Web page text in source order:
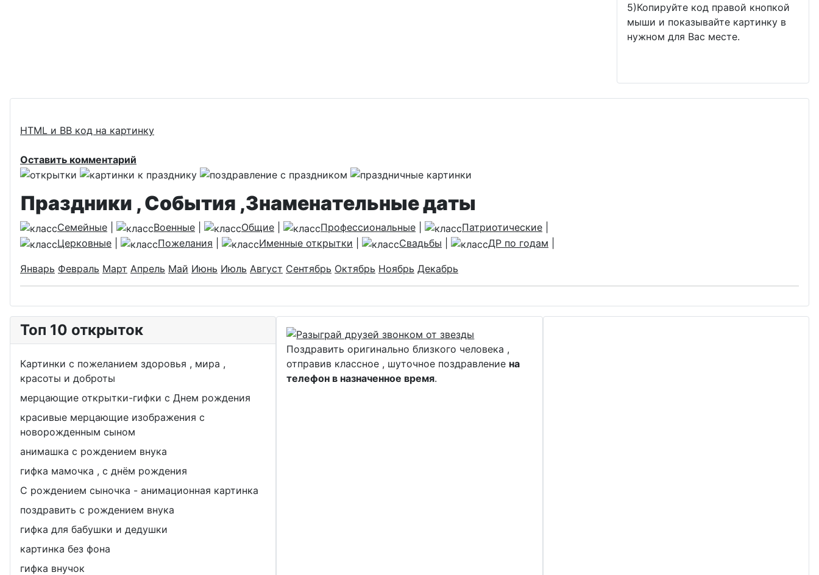
5)Копируйте код правой кнопкой
мыши и показывайте картинку в
нужном для Вас месте.
HTML и BB код на картинку
Оставить комментарий
Праздники , События ,Знаменательные даты
Семейные Военные Общие Профессиональные Патриотические
Церковные
Пожелания Именные открытки Свадьбы ДР по годам
Январь Февраль Март Апрель Май Июнь Июль Август Сентябрь Октябрь Ноябрь Декабрь
Топ 10 открыток
Картинки с пожеланием здоровья , мира ,
красоты и доброты
мерцающие открытки-гифки с Днем рождения
красивые мерцающие изображения с
новорожденным сыном
анимашка с рождением внука
гифка мамочка , с днём рождения
С рождением сыночка - анимационная картинка
поздравить с рождением внука
гифка для бабушки и дедушки
картинка без фона
гифка внучок
Поздравить оригинально близкого человека ,
отправив классное , шуточное поздравление на
телефон в назначенное время.